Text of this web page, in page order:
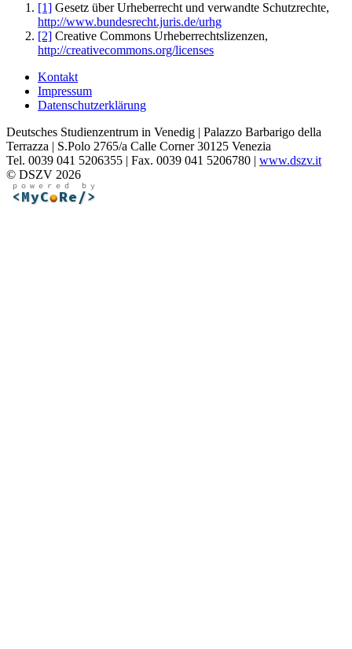
[1] Gesetz über Urheberrecht und verwandte Schutzrechte,
http://www.bundesrecht.juris.de/urhg
[2] Creative Commons Urheberrechtslizenzen,
http://creativecommons.org/licenses
Kontakt
Impressum
Datenschutzerklärung
Deutsches Studienzentrum in Venedig | Palazzo Barbarigo della
Terrazza | S.Polo 2765/a Calle Corner 30125 Venezia
Tel. 0039 041 5206355 | Fax. 0039 041 5206780 | www.dszv.it
© DSZV 2026